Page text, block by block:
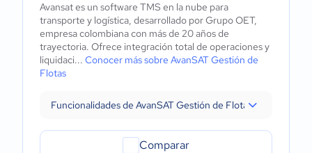
Avansat es un software TMS en la nube para
transporte y logística, desarrollado por Grupo OET,
empresa colombiana con más de 20 años de
trayectoria. Ofrece integración total de operaciones y
liquidaci... Conocer más sobre AvanSAT Gestión de
Flotas
Funcionalidades de AvanSAT Gestión de Flotas
Comparar